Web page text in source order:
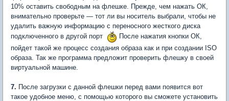
10% оставить свободным на флешке. Прежде, чем нажать ОК,
внимательно проверьте — тот ли вы носитель выбрали, чтобы не
удалить важную информацию с переносного жесткого диска
подключенного в другой порт
После нажатия кнопки ОК,
пойдет такой же процесс создания образа как и при создании ISO
образа. Так же программа предложит проверить флешку в своей
виртуальной машине.
7. После загрузки с данной флешки перед вами появится вот
такое удобное меню, с помощью которого вы сможете установить